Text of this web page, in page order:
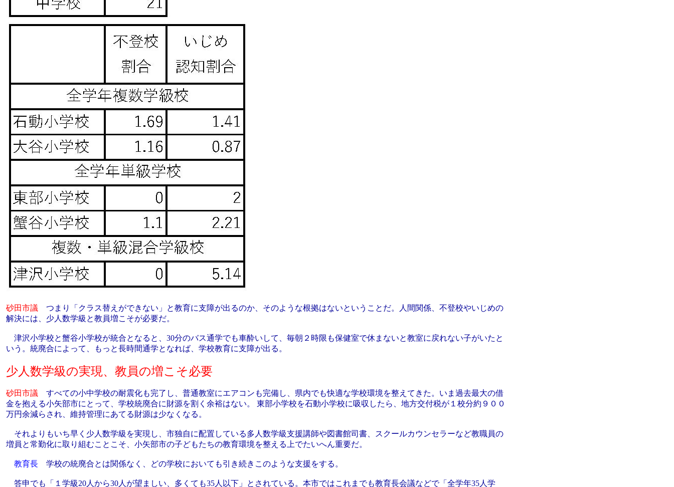
砂田市議 つまり「クラス替えができない」と教育に支障が出るのか、そのような根拠はないということだ。人間関係、不登校やいじめの
解決には、少人数学級と教員増こそが必要だ。
津沢小学校と蟹谷小学校が統合となると、30分のバス通学でも車酔いして、毎朝２時限も保健室で休まないと教室に戻れない子がいたと
いう。統廃合によって、もっと長時間通学となれば、学校教育に支障が出る。
少人数学級の実現、教員の増こそ必要
砂田市議 すべての小中学校の耐震化も完了し、普通教室にエアコンも完備し、県内でも快適な学校環境を整えてきた。いま過去最大の借
金を抱える小矢部市にとって、学校統廃合に財源を割く余裕はない。 東部小学校を石動小学校に吸収したら、地方交付税が１校分約９００
万円余減らされ、維持管理にあてる財源は少なくなる。
それよりもいち早く少人数学級を実現し、市独自に配置している多人数学級支援講師や図書館司書、スクールカウンセラーなど教職員の
増員と常勤化に取り組むことこそ、小矢部市の子どもたちの教育環境を整える上でたいへん重要だ。
教育長 学校の統廃合とは関係なく、どの学校においても引き続きこのような支援をする。
答申でも「１学級20人から30人が望ましい、多くても35人以下」とされている。本市ではこれまでも教育長会議などで「全学年35人学